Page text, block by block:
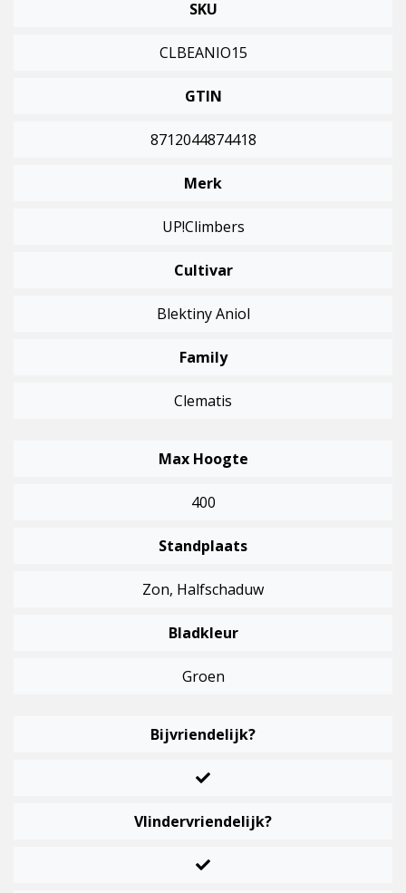
SKU
CLBEANIO15
GTIN
8712044874418
Merk
UP!Climbers
Cultivar
Blektiny Aniol
Family
Clematis
Max Hoogte
400
Standplaats
Zon, Halfschaduw
Bladkleur
Groen
Bijvriendelijk?
Vlindervriendelijk?